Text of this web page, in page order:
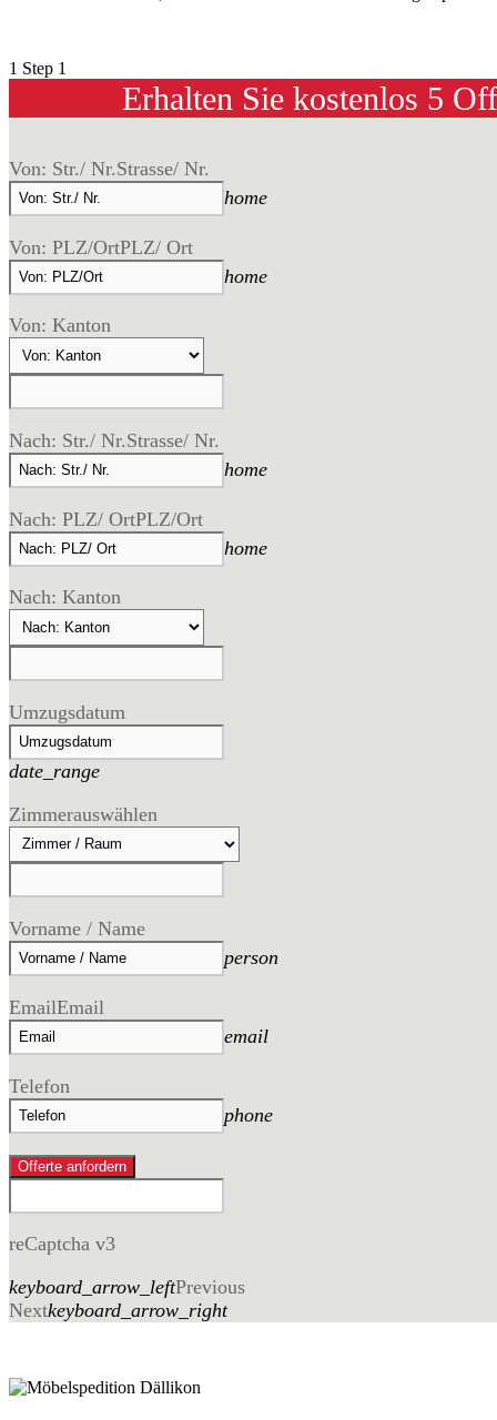
1 Step 1
Erhalten Sie kostenlos 5
Von: Str./ Nr.Strasse/ Nr.
home
Von: PLZ/OrtPLZ/ Ort
home
Von: Kanton
Nach: Str./ Nr.Strasse/ Nr.
home
Nach: PLZ/ OrtPLZ/Ort
home
Nach: Kanton
Umzugsdatum
date_range
Zimmerauswählen
Vorname / Name
person
EmailEmail
email
Telefon
phone
Offerte anfordern
reCaptcha v3
keyboard_arrow_leftPrevious
Nextkeyboard_arrow_right